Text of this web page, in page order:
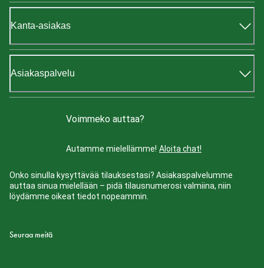
Kanta-asiakas
Asiakaspalvelu
Voimmeko auttaa?
Autamme mielellämme! Aloita chat!
Onko sinulla kysyttävää tilauksestasi? Asiakaspalvelumme
auttaa sinua mielellään – pidä tilausnumerosi valmiina, niin
löydämme oikeat tiedot nopeammin.
Seuraa meitä